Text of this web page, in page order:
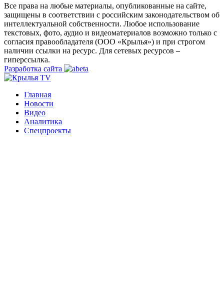
Все права на любые материалы, опубликованные на сайте,
защищены в соответствии с российским законодательством об
интеллектуальной собственности. Любое использование
текстовых, фото, аудио и видеоматериалов возможно только с
согласия правообладателя (ООО «Крылья») и при строгом
наличии ссылки на ресурс. Для сетевых ресурсов –
гиперссылка.
Разработка сайта
Главная
Новости
Видео
Аналитика
Спецпроекты